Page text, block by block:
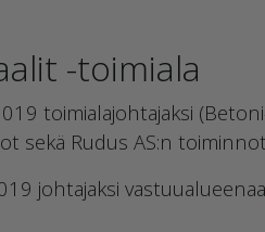
-toimiala
toimialajohtajaksi
sekä Rudus AS:n
johtajaksi